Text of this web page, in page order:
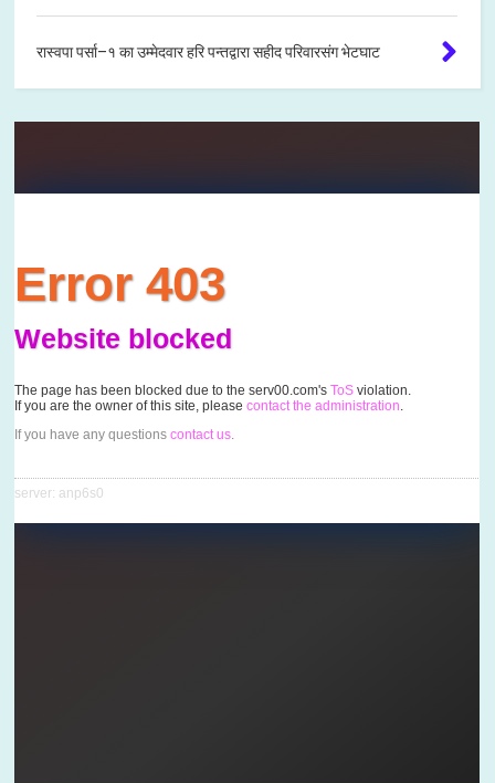
रास्वपा पर्सा–१ का उम्मेदवार हरि पन्तद्वारा सहीद परिवारसंग भेटघाट